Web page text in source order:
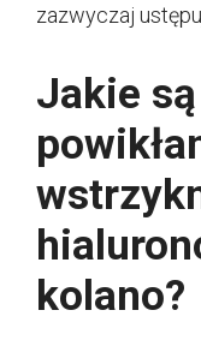
zazwyczaj
Jakie
kolano?